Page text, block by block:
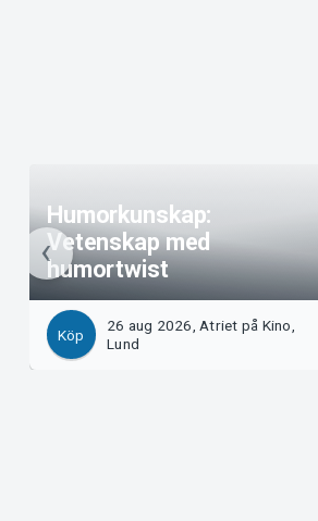
Humorkunskap:
Vetenskap med
humortwist
Köp
26 aug 2026, Atriet på Kino,
Lund